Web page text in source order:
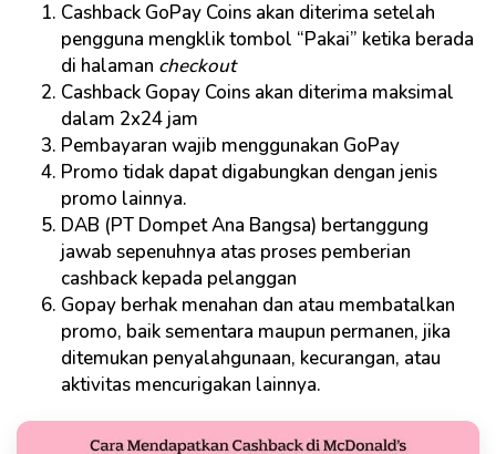
Cashback GoPay Coins akan diterima setelah
pengguna mengklik tombol “Pakai” ketika berada
di halaman checkout
Cashback Gopay Coins akan diterima maksimal
dalam 2x24 jam
Pembayaran wajib menggunakan GoPay
Promo tidak dapat digabungkan dengan jenis
promo lainnya.
DAB (PT Dompet Ana Bangsa) bertanggung
jawab sepenuhnya atas proses pemberian
cashback kepada pelanggan
Gopay berhak menahan dan atau membatalkan
promo, baik sementara maupun permanen, jika
ditemukan penyalahgunaan, kecurangan, atau
aktivitas mencurigakan lainnya.